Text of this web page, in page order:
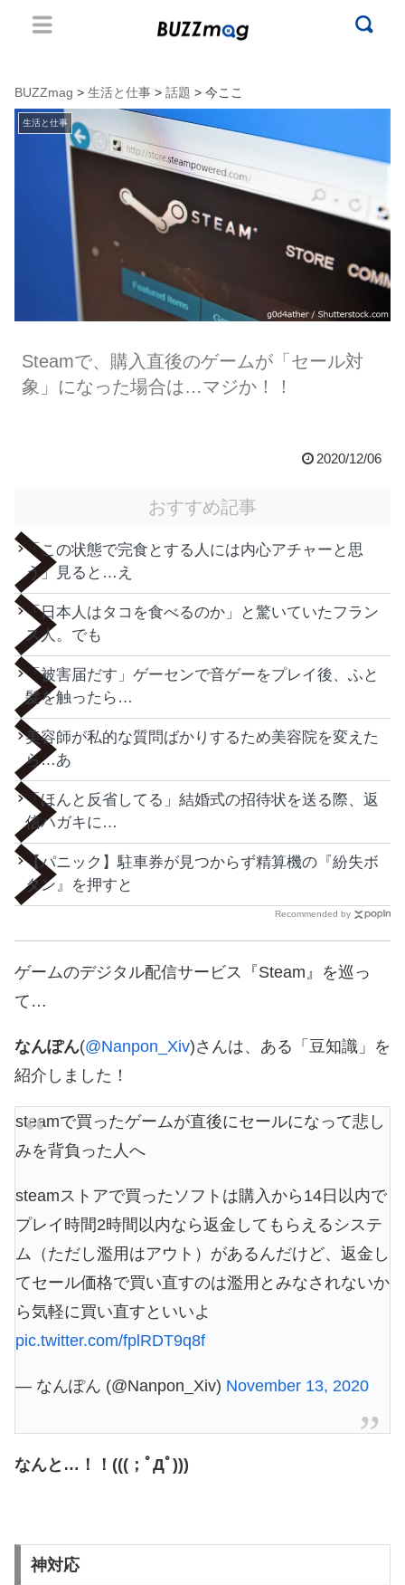
BUZZmag > 生活と仕事 > 話題 > 今ここ
生活と仕事
Steamで、購入直後のゲームが「セール対
象」になった場合は…マジか！！
2020/12/06
おすすめ記事
「この状態で完食とする人には内心アチャーと思
う」見ると…え
「日本人はタコを食べるのか」と驚いていたフラン
ス人。でも
「被害届だす」ゲーセンで音ゲーをプレイ後、ふと
髪を触ったら…
美容師が私的な質問ばかりするため美容院を変えた
ら…あ
「ほんと反省してる」結婚式の招待状を送る際、返
信ハガキに…
【パニック】駐車券が見つからず精算機の『紛失ボ
タン』を押すと
Recommended by
ゲームのデジタル配信サービス『Steam』を巡っ
て…
なんぽん(@Nanpon_Xiv)さんは、ある「豆知識」を
紹介しました！
steamで買ったゲームが直後にセールになって悲し
みを背負った人へ
steamストアで買ったソフトは購入から14日以内で
プレイ時間2時間以内なら返金してもらえるシステ
ム（ただし濫用はアウト）があるんだけど、返金し
てセール価格で買い直すのは濫用とみなされないか
ら気軽に買い直すといいよ
pic.twitter.com/fplRDT9q8f
— なんぽん (@Nanpon_Xiv) November 13, 2020
なんと…！！(((；ﾟДﾟ)))
神対応